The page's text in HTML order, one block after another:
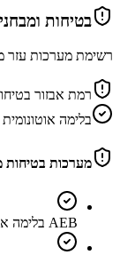
בטיחות
רשימת מערכות עזר
רמת אבזור
בלימה אוטונומית
מערכות בטיחות
AEB בלימה אוטונומית כולל זיהוי הולכי רגל ואופניים